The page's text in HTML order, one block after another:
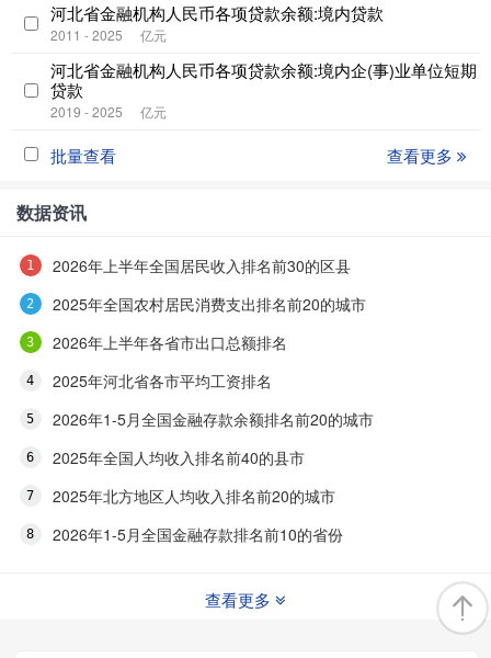
河北省金融机构人民币各项贷款余额:境内贷款
2011 - 2025 亿元
河北省金融机构人民币各项贷款余额:境内企(事)业单位短期
贷款
2019 - 2025 亿元
批量查看 查看更多
数据资讯
2026年上半年全国居民收入排名前30的区县
2025年全国农村居民消费支出排名前20的城市
2026年上半年各省市出口总额排名
2025年河北省各市平均工资排名
2026年1-5月全国金融存款余额排名前20的城市
2025年全国人均收入排名前40的县市
2025年北方地区人均收入排名前20的城市
2026年1-5月全国金融存款排名前10的省份
查看更多